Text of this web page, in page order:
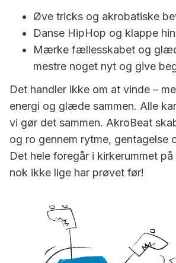
Øve tricks og akrobatiske
Danse HipHop og klappe
Mærke fællesskabet og
mestre noget nyt og give
Det handler ikke om at vinde –
energi og glæde sammen. Alle
vi gør det sammen. AkroBeat
og ro gennem rytme, gentagelse
Det hele foregår i kirkerummet på
nok ikke lige har prøvet før!